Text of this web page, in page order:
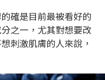
確是目前最被看好的
之一，尤其對想要改
刺激肌膚的人來說，